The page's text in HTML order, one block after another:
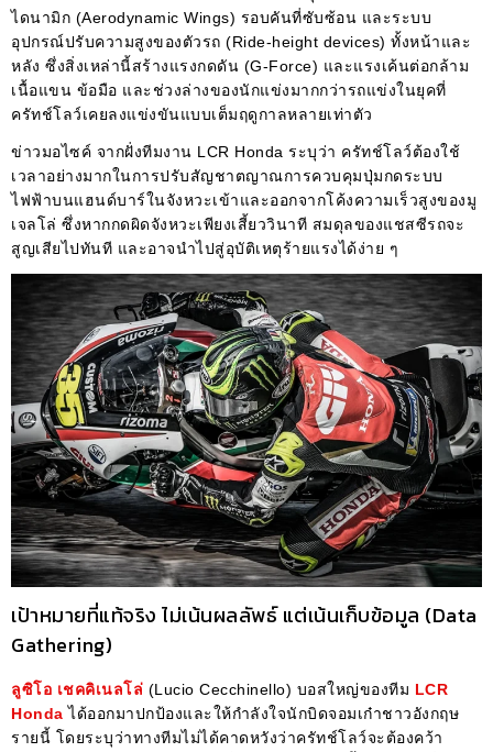
ไดนามิก (Aerodynamic Wings) รอบคันที่ซับซ้อน และระบบ
อุปกรณ์ปรับความสูงของตัวรถ (Ride-height devices) ทั้งหน้าและ
หลัง ซึ่งสิ่งเหล่านี้สร้างแรงกดดัน (G-Force) และแรงเค้นต่อกล้าม
เนื้อแขน ข้อมือ และช่วงล่างของนักแข่งมากกว่ารถแข่งในยุคที่
ครัทช์โลว์เคยลงแข่งขันแบบเต็มฤดูกาลหลายเท่าตัว
ข่าวมอไซค์ จากฝั่งทีมงาน LCR Honda ระบุว่า ครัทช์โลว์ต้องใช้
เวลาอย่างมากในการปรับสัญชาตญาณการควบคุมปุ่มกดระบบ
ไฟฟ้าบนแฮนด์บาร์ในจังหวะเข้าและออกจากโค้งความเร็วสูงของมู
เจลโล่ ซึ่งหากกดผิดจังหวะเพียงเสี้ยววินาที สมดุลของแชสซีรถจะ
สูญเสียไปทันที และอาจนำไปสู่อุบัติเหตุร้ายแรงได้ง่าย ๆ
เป้าหมายที่แท้จริง ไม่เน้นผลลัพธ์ แต่เน้นเก็บข้อมูล (Data
Gathering)
ลูซิโอ เชคคิเนลโล่ (Lucio Cecchinello) บอสใหญ่ของทีม LCR
Honda ได้ออกมาปกป้องและให้กำลังใจนักบิดจอมเก๋าชาวอังกฤษ
รายนี้ โดยระบุว่าทางทีมไม่ได้คาดหวังว่าครัทช์โลว์จะต้องคว้า